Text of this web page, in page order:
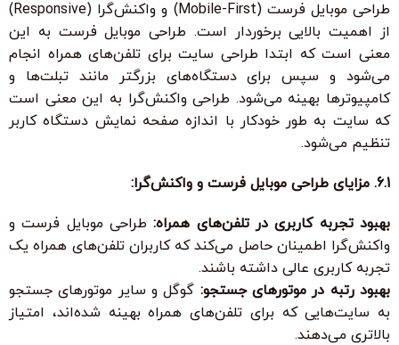
طراحی موبایل فرست (Mobile-First) و واکنش‌گرا (Responsive)
از اهمیت بالایی برخوردار است. طراحی موبایل فرست به این
معنی است که ابتدا طراحی سایت برای تلفن‌های همراه انجام
می‌شود و سپس برای دستگاه‌های بزرگتر مانند تبلت‌ها و
کامپیوترها بهینه می‌شود. طراحی واکنش‌گرا به این معنی است
که سایت به طور خودکار با اندازه صفحه نمایش دستگاه کاربر
تنظیم می‌شود.
6.1. مزایای طراحی موبایل فرست و واکنش‌گرا:
بهبود تجربه کاربری در تلفن‌های همراه:طراحی موبایل فرست و
واکنش‌گرا اطمینان حاصل می‌کند که کاربران تلفن‌های همراه یک
تجربه کاربری عالی داشته باشند.
بهبود رتبه در موتورهای جستجو: گوگل و سایر موتورهای جستجو
به سایت‌هایی که برای تلفن‌های همراه بهینه شده‌اند، امتیاز
بالاتری می‌دهند.